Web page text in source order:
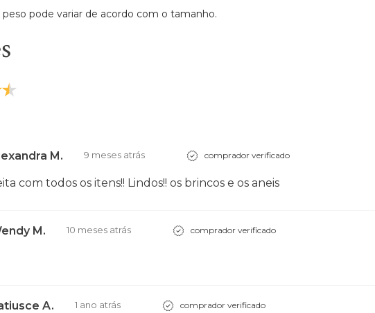
peso pode variar de acordo com o tamanho.
M. 9 meses atrás comprador verificado
com todos os itens!! Lindos!! os brincos e os aneis
M. 10 meses atrás comprador verificado
A. 1 ano atrás comprador verificado